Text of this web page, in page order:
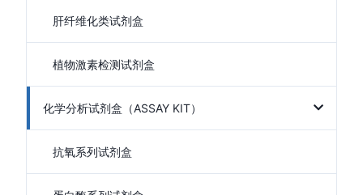
肝纤维化类试剂盒
植物激素检测试剂盒
化学分析试剂盒（ASSAY KIT）
抗氧系列试剂盒